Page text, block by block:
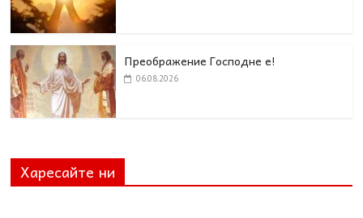
Преображение Господне е!
06.08.2026
Харесайте ни